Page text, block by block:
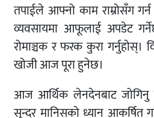
तपाईले आफ्नो काम राम्रोसँग गर्न
व्यवसायमा आफूलाई अपडेट
रोमाञ्चक र फरक कुरा गर्नुहोस्।
खोजी आज पूरा हुनेछ।
आज आर्थिक लेनदेनबाट जोगिनु
सुन्दर मानिसको ध्यान आकर्षित